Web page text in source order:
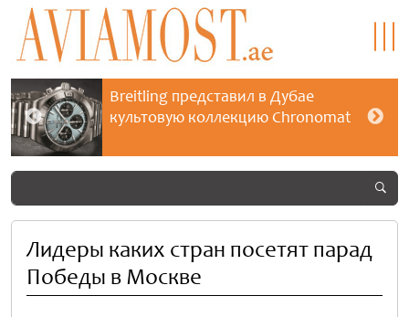
Breitling представил в Дубае
культовую коллекцию Chronomat
Лидеры каких стран посетят парад
Победы в Москве